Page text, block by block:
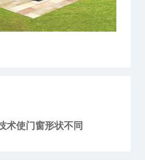
术使门窗形状不同